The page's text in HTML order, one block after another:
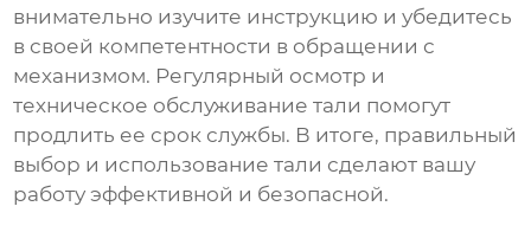
внимательно изучите инструкцию и убедитесь
в своей компетентности в обращении с
механизмом. Регулярный осмотр и
техническое обслуживание тали помогут
продлить ее срок службы. В итоге, правильный
выбор и использование тали сделают вашу
работу эффективной и безопасной.